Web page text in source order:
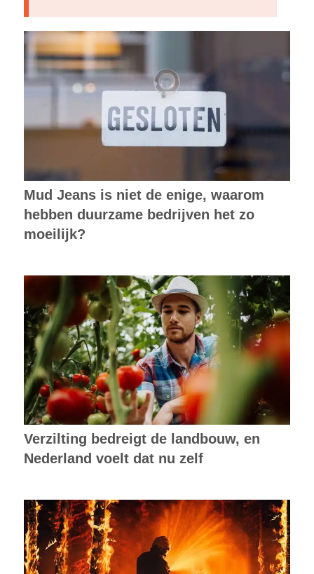
Mud Jeans is niet de enige, waarom
hebben duurzame bedrijven het zo
moeilijk?
Verzilting bedreigt de landbouw, en
Nederland voelt dat nu zelf